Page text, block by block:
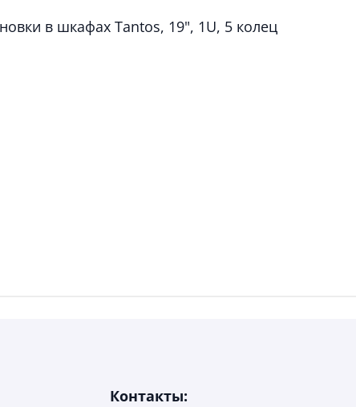
в шкафах Tantos, 19", 1U, 5 колец
Контакты: